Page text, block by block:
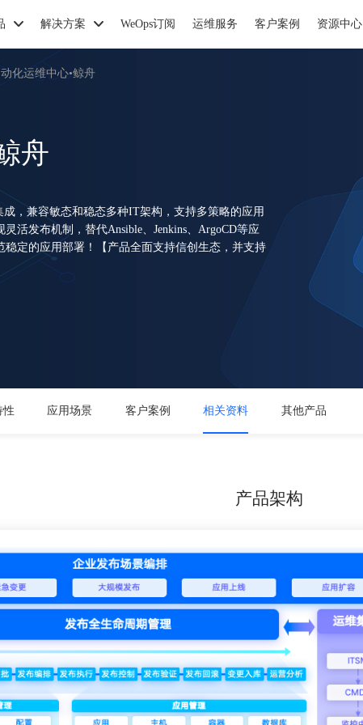
解决方案 WeOps订阅 运维服务 客户案例 资源中心
动化运维中心•鲸舟
舟
，兼容敏态和稳态多种IT架构，支持多策略的应用
活发布机制，替代Ansible、Jenkins、ArgoCD等应
稳定的应用部署！【产品全面支持信创生态，并支持
性 应用场景 客户案例 相关资料 其他产品
产品架构